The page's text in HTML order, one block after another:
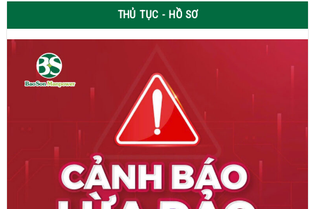
THỦ TỤC - HỒ SƠ